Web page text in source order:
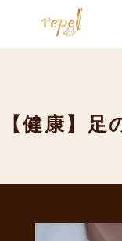
【健康】足